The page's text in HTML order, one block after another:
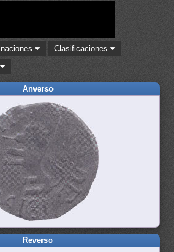
Clasificaciones
Anverso
Reverso